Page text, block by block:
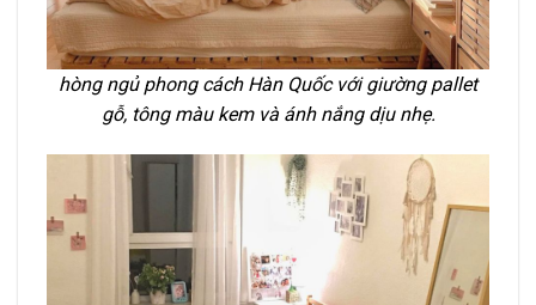
hòng ngủ phong cách Hàn Quốc với giường pallet
gỗ, tông màu kem và ánh nắng dịu nhẹ.